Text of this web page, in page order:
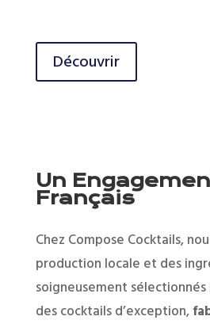
Découvrir
Un
Français
Chez Compose Cocktails,
production locale et des
soigneusement
des cocktails d’exception,